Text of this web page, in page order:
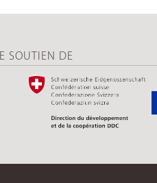
SOUTIEN DE